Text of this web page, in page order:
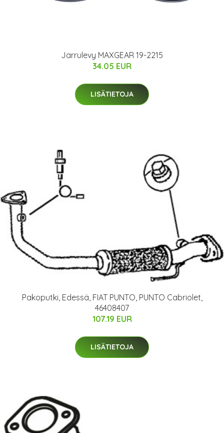
Jarrulevy MAXGEAR 19-2215
34.05 EUR
LISÄTIETOJA
Pakoputki, Edessä, FIAT PUNTO, PUNTO Cabriolet,
46408407
107.19 EUR
LISÄTIETOJA